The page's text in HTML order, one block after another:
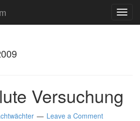
Versuchung
Leave a Comment